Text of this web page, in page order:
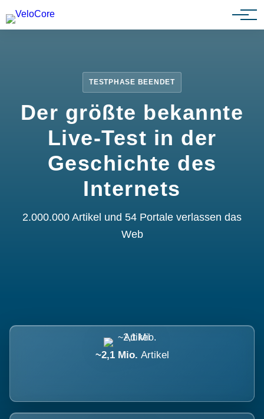
Partnerprogramm
TESTPHASE BEENDET
Der größte bekannte
Live-Test in der
Geschichte des
Internets
2.000.000 Artikel und 54 Portale verlassen das
Web
~2,1 Mio. Artikel